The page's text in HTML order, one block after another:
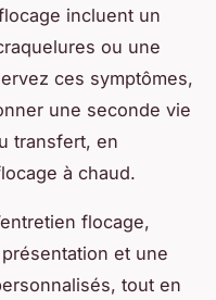
incluent un
ou une
ces symptômes,
une seconde vie
transfert, en
à chaud.
flocage,
et une
tout en